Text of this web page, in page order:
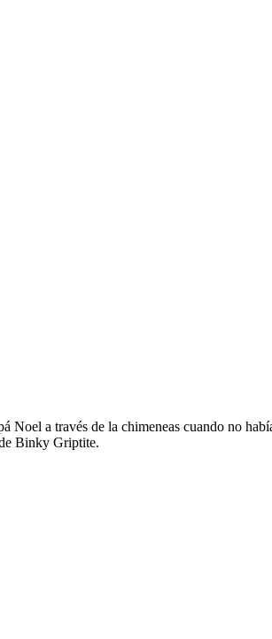
Noel a través de la chimeneas cuando no
Binky Griptite.